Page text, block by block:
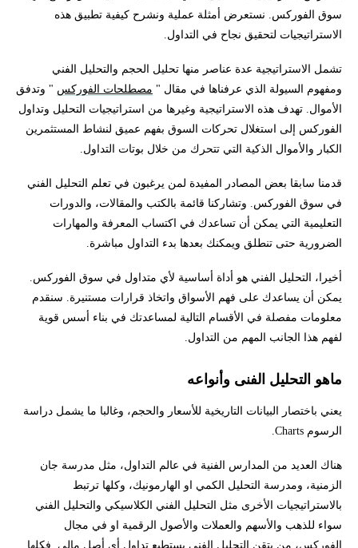
سوق الفوركس. نستعرض أمثلة عملية ونشرح كيفية تطبيق هذه
الاستراتيجيات لتحقيق نجاح في التداول.
تشمل الاستراتيجية عدة عناصر منها تحليل الحجم والتحليل الفني
ومفهوم السيولة الذي عرفناها في مقال " مصطلحات الفوركس " وتدفق
الأموال. تهدف هذه الاستراتيجية وغيرها من استراتيجيات التحليل وتداول
الفوركس إلى استغلال تحركات السوق بفهم عميق لنشاط المستثمرين
الكبار والأموال الذكية التي تتحرك من خلال بوتات التداول.
قدمنا سابقا بعض المصادر المفيدة لمن يرغبون في تعلم التحليل الفني
في سوق الفوركس. وتشاركنا قائمة بالكتب والمقالات، والدورات
التعليمية التي يمكن أن تساعدك في اكتساب المعرفة والمهارات
الضرورية حتى تنطلق ويمكنك بعدها بدء التداول مباشرة.
أخيرا، التحليل الفني هو أداة أساسية لأي متداول في سوق الفوركس.
يمكن أن يساعدك على فهم الأسواق واتخاذ قرارات مستنيرة. سنقدم
معلومات مفصلة في الأقسام التالية لمساعدتك في بناء أسس قوية
لفهم هذا الجانب المهم من التداول.
ماهو التحليل الفنى وأنواعه
يعني باختصار البيانات التاريخية للأسعار والحجم، وغالبا ما يشمل دراسة
الرسوم Charts.
هناك العديد من المدارس الفنية في عالم التداول، مثل مدرسة جان
الزمنية، ومدرسة التحليل الكمي او الهارمونيك، وكلها ترتبط
بالاستراتيجيات الأخرى مثل التحليل الفني الكلاسيكي والتحليل الفني
سواء للذهب والأسهم والعملات والأصول الرقمية او في مجال
الفوركس، من يتقن التحليل الفني يستطيع تداول أي أصل مالي. فكلها